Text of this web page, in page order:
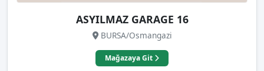
ASYILMAZ GARAGE 16
BURSA/Osmangazi
Mağazaya Git